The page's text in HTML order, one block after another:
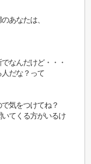
あなたは、
なんだけど・・・
だな？って
気をつけてね？
てくる方がいるけ